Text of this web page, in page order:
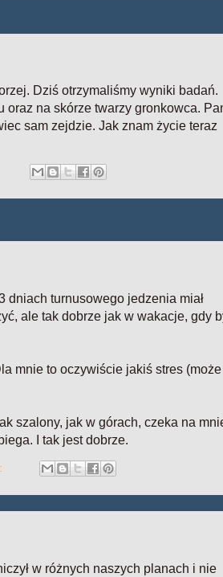
Dziś otrzymaliśmy wyniki badań.
oraz na skórze twarzy gronkowca.
sam zejdzie. Jak znam życie teraz
dniach turnusowego jedzenia miał
ale tak dobrze jak w wakacje, gdy
mnie to oczywiście jakiś stres (może
szalony, jak w górach, czeka na
I tak jest dobrze.
w różnych naszych planach i nie